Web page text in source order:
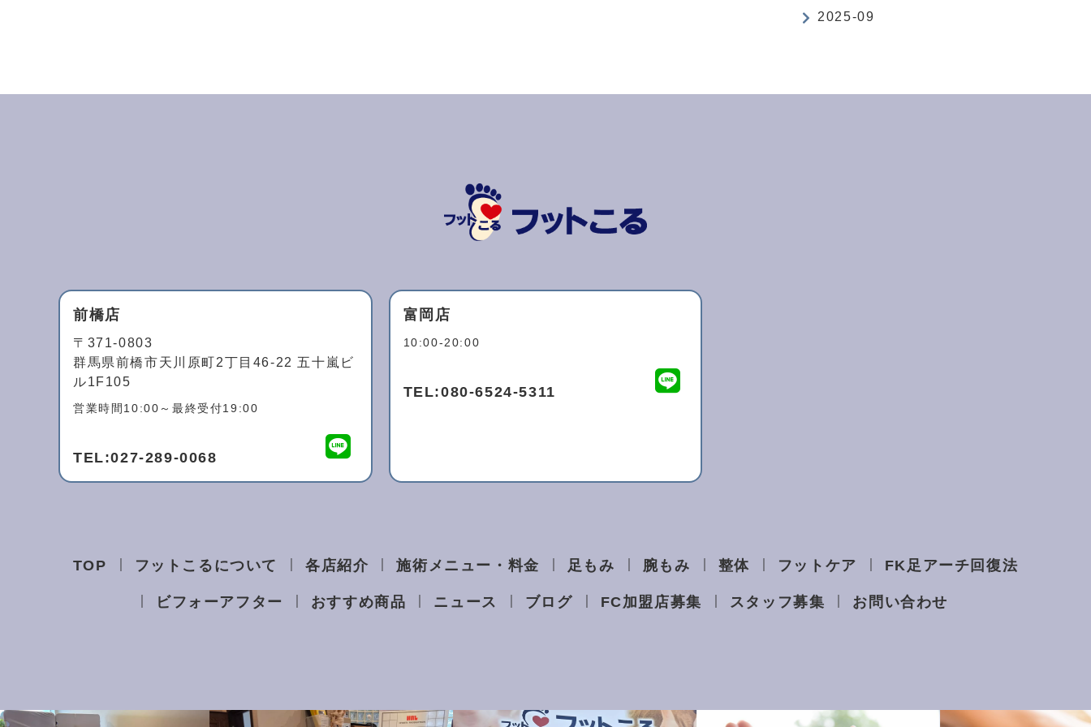
2025-09
前橋店
〒371-0803
群馬県前橋市天川原町2丁目46-22 五十嵐ビ
ル1F105
営業時間10:00～最終受付19:00
TEL:027-289-0068
富岡店
10:00-20:00
TEL:080-6524-5311
TOP フットこるについて 各店紹介 施術メニュー・料金 足もみ 腕もみ 整体 フットケア FK足アーチ回復法
ビフォーアフター おすすめ商品 ニュース ブログ FC加盟店募集 スタッフ募集 お問い合わせ